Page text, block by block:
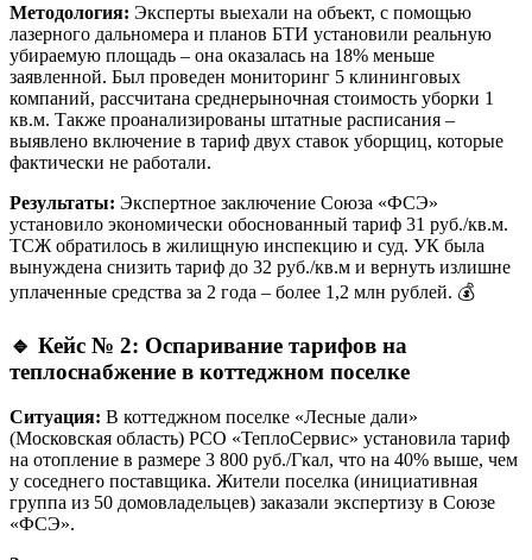
Методология: Эксперты выехали на объект, с помощью
лазерного дальномера и планов БТИ установили реальную
убираемую площадь – она оказалась на 18% меньше
заявленной. Был проведен мониторинг 5 клининговых
компаний, рассчитана среднерыночная стоимость уборки 1
кв.м. Также проанализированы штатные расписания –
выявлено включение в тариф двух ставок уборщиц, которые
фактически не работали.
Результаты: Экспертное заключение Союза «ФСЭ»
установило экономически обоснованный тариф 31 руб./кв.м.
ТСЖ обратилось в жилищную инспекцию и суд. УК была
вынуждена снизить тариф до 32 руб./кв.м и вернуть излишне
уплаченные средства за 2 года – более 1,2 млн рублей. 💰
🔹 Кейс № 2: Оспаривание тарифов на
теплоснабжение в коттеджном поселке
Ситуация: В коттеджном поселке «Лесные дали»
(Московская область) РСО «ТеплоСервис» установила тариф
на отопление в размере 3 800 руб./Гкал, что на 40% выше, чем
у соседнего поставщика. Жители поселка (инициативная
группа из 50 домовладельцев) заказали экспертизу в Союзе
«ФСЭ».